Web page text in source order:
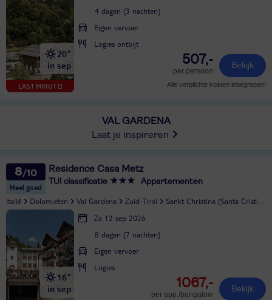
LAST MINUTE!
20°
in sep
4 dagen (3 nachten)
Eigen vervoer
Logies ontbijt
507,-
per persoon
Bekijk
Alle verplichte kosten inbegrepen!
VAL GARDENA
Laat je inspireren
8
Heel goed
Residence Casa Metz
TUI classificatie Appartementen
Italië Dolomieten Val Gardena Zuid-Tirol Sankt Christina (Santa Cristina)
16°
in sep
Za 12 sep 2026
8 dagen (7 nachten)
Eigen vervoer
Logies
1067,-
per app./bungalow
Bekijk